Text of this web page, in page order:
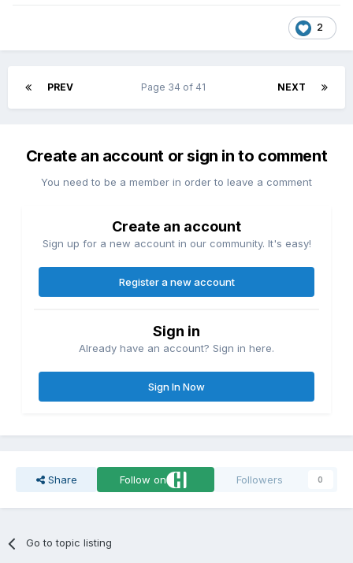
2
PREV NEXT
Page 34 of 41
Create an account or sign in to comment
You need to be a member in order to leave a comment
Create an account
Sign up for a new account in our community. It's easy!
Register a new account
Sign in
Already have an account? Sign in here.
Sign In Now
Share Follow on Followers 0
Go to topic listing